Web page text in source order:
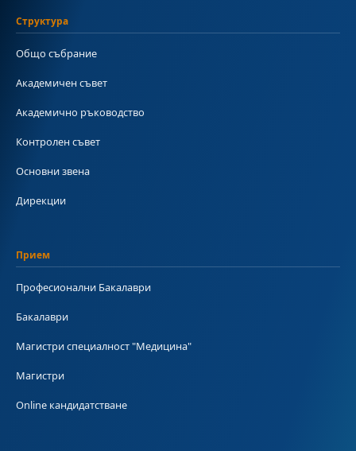
Структура
Общо събрание
Академичен съвет
Академично ръководство
Контролен съвет
Основни звена
Дирекции
Прием
Професионални Бакалаври
Бакалаври
Магистри специалност "Медицина"
Магистри
Online кандидатстване